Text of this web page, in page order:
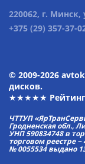
220062, г.
+375 (29) 357-37-
© 2009-2026
дисков.
★★★★★
ЧТТУП
Гродненская обл.,
УНП 590834748 в
торговом реестре
№ 0055534 выдано